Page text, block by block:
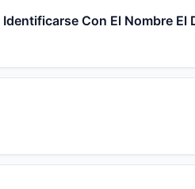
Con El Nombre El